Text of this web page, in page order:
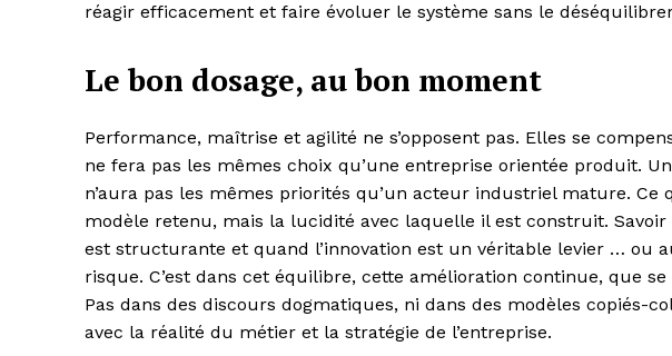
réagir efficacement et faire évoluer le système sans le
Le bon dosage, au bon moment
Performance, maîtrise et agilité ne s’opposent pas. Elles se
ne fera pas les mêmes choix qu’une entreprise orientée produit.
n’aura pas les mêmes priorités qu’un acteur industriel mature. Ce
modèle retenu, mais la lucidité avec laquelle il est construit. Savoir
est structurante et quand l’innovation est un véritable levier … ou
risque. C’est dans cet équilibre, cette amélioration continue, que
Pas dans des discours dogmatiques, ni dans des modèles copiés-
avec la réalité du métier et la stratégie de l’entreprise.